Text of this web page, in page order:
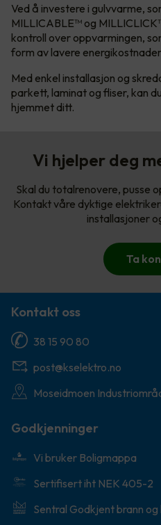
Ved å investere i gulvvarme,
MILLICABLE™ og
kontroll over oppvarmingen,
form av lavere
Med enkel installasjon og
parkett, laminat og fliser, kan
hjemmet ditt.
Vi hjelper deg
Skal du totalrenovere, pusse
Kontakt våre dyktige
installasjoner
Ta
Kontakt oss
38 15 90 80
post@kselektro.no
Moseidmoen
Godkjenninger
Vi bruker Boligmappa
Sertifisert iht NEK 405-2
Sentral Godkjent brann og